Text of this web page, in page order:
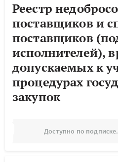
Реестр
поставщиков и
поставщиков
исполнителей),
допускаемых к
процедурах
закупок
Доступно по подписке.